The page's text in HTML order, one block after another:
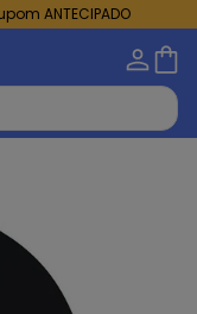
ANTECIPADO